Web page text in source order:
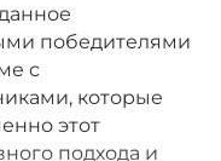
победителями
с
которые
этот
подхода и